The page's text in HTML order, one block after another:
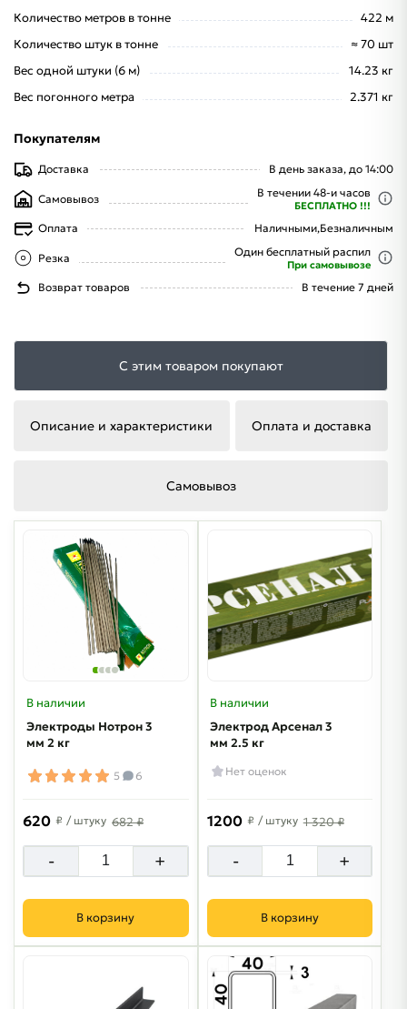
Количество метров в тонне
422 м
Количество штук в тонне
≈ 70 шт
Вес одной штуки (6 м)
14.23 кг
Вес погонного метра
2.371 кг
Покупателям
Доставка В день заказа, до 14:00
Самовывоз В течении 48-и часов
БЕСПЛАТНО !!!
Оплата Наличными,Безналичным
Резка Один бесплатный распил
При самовывозе
Возврат товаров В течение 7 дней
С этим товаром покупают
Описание и характеристики Оплата и доставка
Самовывоз
В наличии
Электроды Нотрон 3
мм 2 кг
5 6
620 ₽ / штуку 682 ₽
- +
В корзину
В наличии
Электрод Арсенал 3
мм 2.5 кг
Нет оценок
1200 ₽ / штуку 1 320 ₽
- +
В корзину